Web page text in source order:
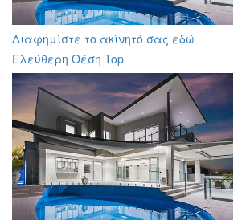
Διαφημίστε το ακίνητό σας εδώ
Ελεύθερη Θέση Top